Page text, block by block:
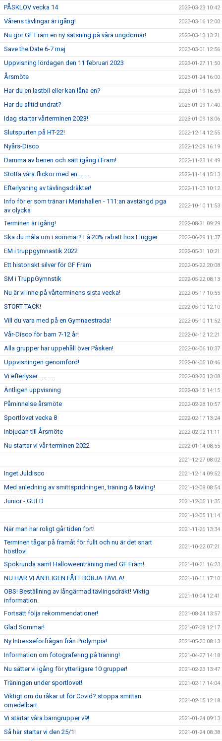
PÅSKLOV vecka 14 2023-03-23 10:42
Vårens tävlingar är igång! 2023-03-16 12:00
Nu gör GF Fram en ny satsning på våra ungdomar! 2023-03-13 13:21
Save the Date 6-7 maj 2023-03-01 12:56
Uppvisning lördagen den 11 februari 2023 2023-01-27 11:50
Årsmöte 2023-01-24 16:00
Har du en lastbil eller kan låna en? 2023-01-19 16:59
Har du alltid undrat? 2023-01-09 17:40
Idag startar vårterminen 2023! 2023-01-09 13:06
Slutspurten på HT-22! 2022-12-14 12:55
Nyårs-Disco 2022-12-09 16:19
Damma av benen och sätt igång i Fram! 2022-11-23 14:49
Stötta våra flickor med en......... 2022-11-14 15:13
Efterlysning av tävlingsdräkter! 2022-11-03 10:12
Info för er som tränar i Mariahallen - 111:an avstängd pga
av olycka
2022-10-10 11:53
Terminen är igång! 2022-08-31 09:29
Ska du måla om i sommar? Få 20% rabatt hos Flügger. 2022-06-29 11:37
EM i truppgymnastik 2022 2022-05-31 10:21
Ett historiskt silver för GF Fram 2022-05-22 20:08
SM i TruppGymnstik 2022-05-22 08:13
Nu är vi inne på vårterminens sista vecka! 2022-05-17 10:55
STORT TACK! 2022-05-10 12:10
Vill du vara med på en Gymnaestrada! 2022-05-10 11:52
Vår-Disco för barn 7-12 år! 2022-04-12 12:21
Alla grupper har uppehåll över Påsken! 2022-04-06 10:37
Uppvisningen genomförd! 2022-04-05 10:46
Vi efterlyser............ 2022-03-23 13:08
Äntligen uppvisning 2022-03-15 14:15
Påminnelse årsmöte 2022-02-28 10:57
Sportlovet vecka 8 2022-02-17 13:24
Inbjudan till Årsmöte 2022-02-02 11:11
Nu startar vi vår-terminen 2022 2022-01-14 08:55
2021-12-27 08:02
Inget Juldisco 2021-12-14 09:52
Med anledning av smittspridningen, träning & tävling! 2021-12-08 08:54
Junior - GULD 2021-12-05 11:35
2021-12-05 11:14
När man har roligt går tiden fort! 2021-11-26 13:34
Terminen tågar på framåt för fullt och nu är det snart
höstlov!
2021-10-22 07:21
Spökrunda samt Halloweenträning med GF Fram! 2021-10-21 16:23
NU HAR VI ÄNTLIGEN FÅTT BÖRJA TÄVLA! 2021-10-11 17:10
OBS! Beställning av långärmad tävlingsdräkt! Viktig
information.
2021-10-04 12:41
Fortsätt följa rekommendationer! 2021-08-24 13:57
Glad Sommar! 2021-07-08 12:17
Ny Intresseförfrågan från Prolympia! 2021-05-20 08:13
Information om fotografering på träning! 2021-04-27 14:18
Nu sätter vi igång för ytterligare 10 grupper! 2021-02-23 13:47
Träningen under sportlovet! 2021-02-17 14:04
Viktigt om du råkar ut för Covid? stoppa smittan
omedelbart.
2021-02-15 12:18
Vi startar våra barngrupper v9! 2021-01-24 09:13
Så här startar vi den 25/1! 2021-01-24 08:38